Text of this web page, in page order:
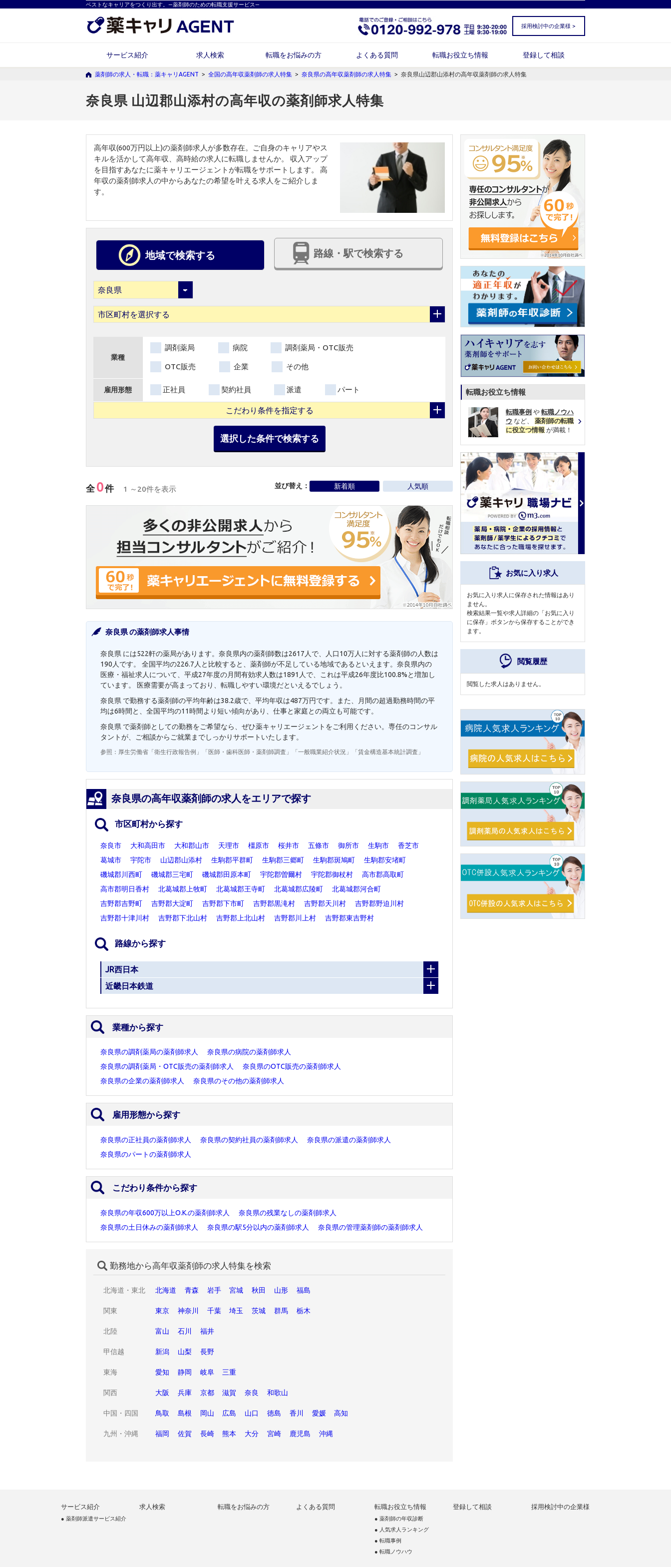
ベストなキャリアをつくり出す。―薬剤師のための転職支援サービス―
採用検討中の企業様 >
サービス紹介 求人検索 転職をお悩みの方 よくある質問 転職お役立ち情報 登録して相談
薬剤師の求人・転職：薬キャリAGENT > 全国の高年収薬剤師の求人特集 > 奈良県の高年収薬剤師の求人特集 > 奈良県山辺郡山添村の高年収薬剤師の求人特集
奈良県 山辺郡山添村の高年収の薬剤師求人特集
高年収(600万円以上)の薬剤師求人が多数存在。ご自身のキャリアやス
キルを活かして高年収、高時給の求人に転職しませんか。 収入アップ
を目指すあなたに薬キャリエージェントが転職をサポートします。 高
年収の薬剤師求人の中からあなたの希望を叶える求人をご紹介しま
す。
地域で検索する 路線・駅で検索する
市区町村を選択する
業種
調剤薬局 病院 調剤薬局・OTC販売
OTC販売 企業 その他
雇用形態 正社員 契約社員 派遣 パート
こだわり条件を指定する
選択した条件で検索する
全 0件 1 ～20件を表示 並び替え： 新着順 人気順
奈良県 の薬剤師求人事情
奈良県 には522軒の薬局があります。奈良県内の薬剤師数は2617人で、人口10万人に対する薬剤師の人数は
190人です。 全国平均の226.7人と比較すると、薬剤師が不足している地域であるといえます。奈良県内の
医療・福祉求人について、平成27年度の月間有効求人数は1891人で、これは平成26年度比100.8%と増加し
ています。 医療需要が高まっており、転職しやすい環境だといえるでしょう。
奈良県 で勤務する薬剤師の平均年齢は38.2歳で、平均年収は487万円です。また、月間の超過勤務時間の平
均は6時間と、全国平均の11時間より短い傾向があり、仕事と家庭との両立も可能です。
奈良県 で薬剤師としての勤務をご希望なら、ぜひ薬キャリエージェントをご利用ください。専任のコンサル
タントが、ご相談からご就業までしっかりサポートいたします。
参照：厚生労働省「衛生行政報告例」「医師・歯科医師・薬剤師調査」「一般職業紹介状況」「賃金構造基本統計調査」
奈良県の高年収薬剤師の求人をエリアで探す
市区町村から探す
奈良市 大和高田市 大和郡山市 天理市 橿原市 桜井市 五條市 御所市 生駒市
香芝市
葛城市
宇陀市 山辺郡山添村 生駒郡平群町 生駒郡三郷町 生駒郡斑鳩町
生駒郡安堵町
磯城郡川西町
磯城郡三宅町 磯城郡田原本町 宇陀郡曽爾村 宇陀郡御杖村
高市郡高取町
高市郡明日香村
北葛城郡上牧町 北葛城郡王寺町 北葛城郡広陵町
北葛城郡河合町
吉野郡吉野町
吉野郡大淀町 吉野郡下市町 吉野郡黒滝村 吉野郡天川村
吉野郡野迫川村
吉野郡十津川村
吉野郡下北山村 吉野郡上北山村 吉野郡川上村 吉野郡東吉野村
路線から探す
JR西日本
近畿日本鉄道
業種から探す
奈良県の調剤薬局の薬剤師求人
奈良県の病院の薬剤師求人
奈良県の調剤薬局・OTC販売の薬剤師求人
奈良県のOTC販売の薬剤師求人
奈良県の企業の薬剤師求人
奈良県のその他の薬剤師求人
雇用形態から探す
奈良県の正社員の薬剤師求人 奈良県の契約社員の薬剤師求人
奈良県の派遣の薬剤師求人
奈良県のパートの薬剤師求人
こだわり条件から探す
奈良県の年収600万以上O.K.の薬剤師求人
奈良県の残業なしの薬剤師求人
奈良県の土日休みの薬剤師求人
奈良県の駅5分以内の薬剤師求人 奈良県の管理薬剤師の薬剤師求人
勤務地から高年収薬剤師の求人特集を検索
北海道・東北 北海道 青森 岩手 宮城 秋田 山形 福島
関東 東京 神奈川 千葉 埼玉 茨城 群馬 栃木
北陸 富山 石川 福井
甲信越 新潟 山梨 長野
東海 愛知 静岡 岐阜 三重
関西 大阪 兵庫 京都 滋賀 奈良 和歌山
中国・四国 鳥取 島根 岡山 広島 山口 徳島 香川 愛媛 高知
九州・沖縄 福岡 佐賀 長崎 熊本 大分 宮崎 鹿児島 沖縄
転職お役立ち情報
転職事例 や 転職ノウハ
ウ など、 薬剤師の転職
に役立つ情報 が満載！
お気に入り求人
お気に入り求人に保存された情報はあり
ません。
検索結果一覧や求人詳細の「お気に入り
に保存」ボタンから保存することができ
ます。
閲覧履歴
閲覧した求人はありません。
サービス紹介
● 薬剤師派遣サービス紹介
求人検索 転職をお悩みの方 よくある質問 転職お役立ち情報
● 薬剤師の年収診断
● 人気求人ランキング
● 転職事例
● 転職ノウハウ
登録して相談 採用検討中の企業様